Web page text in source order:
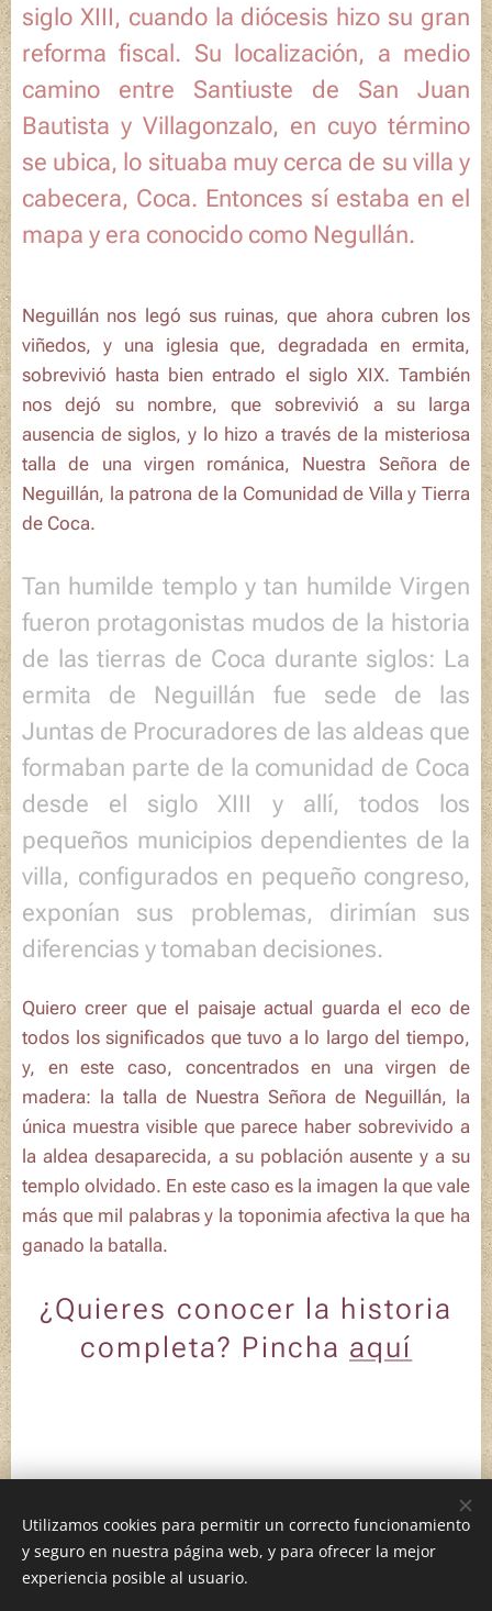
siglo XIII, cuando la diócesis hizo su gran
reforma fiscal. Su localización, a medio
camino entre Santiuste de San Juan
Bautista y Villagonzalo, en cuyo término
se ubica, lo situaba muy cerca de su villa y
cabecera, Coca. Entonces sí estaba en el
mapa y era conocido como Negullán.
Neguillán nos legó sus ruinas, que ahora cubren los
viñedos, y una iglesia que, degradada en ermita,
sobrevivió hasta bien entrado el siglo XIX. También
nos dejó su nombre, que sobrevivió a su larga
ausencia de siglos, y lo hizo a través de la misteriosa
talla de una virgen románica, Nuestra Señora de
Neguillán, la patrona de la Comunidad de Villa y Tierra
de Coca.
Tan humilde templo y tan humilde Virgen
fueron protagonistas mudos de la historia
de las tierras de Coca durante siglos: La
ermita de Neguillán fue sede de las
Juntas de Procuradores de las aldeas que
formaban parte de la comunidad de Coca
desde el siglo XIII y allí, todos los
pequeños municipios dependientes de la
villa, configurados en pequeño congreso,
exponían sus problemas, dirimían sus
diferencias y tomaban decisiones.
Quiero creer que el paisaje actual guarda el eco de
todos los significados que tuvo a lo largo del tiempo,
y, en este caso, concentrados en una virgen de
madera: la talla de Nuestra Señora de Neguillán, la
única muestra visible que parece haber sobrevivido a
la aldea desaparecida, a su población ausente y a su
templo olvidado. En este caso es la imagen la que vale
más que mil palabras y la toponimiaafectiva la que ha
ganado la batalla.
¿Quieres conocer la historia
completa? Pincha aquí
Geografías afectivas, 2026
Utilizamos cookies para permitir un correcto funcionamiento
y seguro en nuestra página web, y para ofrecer la mejor
experiencia posible al usuario.